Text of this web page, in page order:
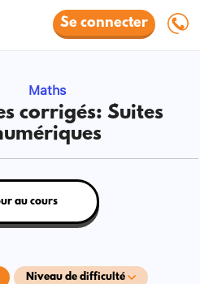
Se connecter
Maths
corrigés: Suites
Niveau de difficulté
au cours